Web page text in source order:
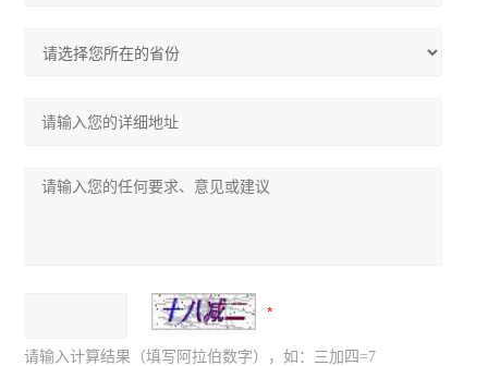
请输入计算结果（填写阿拉伯数字），如：三加四=7